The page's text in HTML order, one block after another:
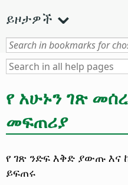
ይዞታዎች
የ አሁኑን ገጽ
መፍጠሪያ
የ ገጽ ንድፍ እቅድ ያውጡ እና
ይፍጠሩ